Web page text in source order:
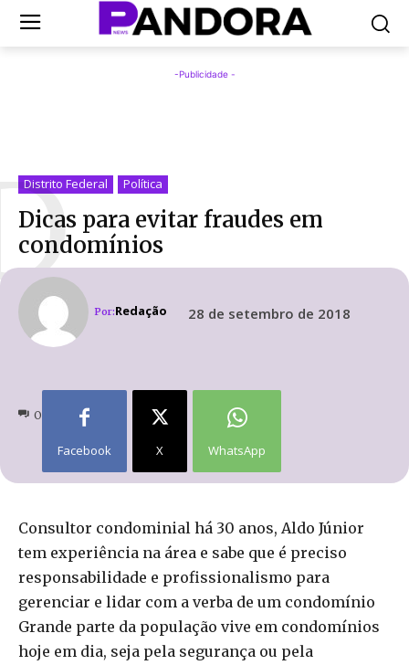
-Publicidade -
Distrito Federal Política
Dicas para evitar fraudes em
condomínios
Por:Redação 28 de setembro de 2018
0
Facebook X WhatsApp
Consultor condominial há 30 anos, Aldo Júnior
tem experiência na área e sabe que é preciso
responsabilidade e profissionalismo para
gerenciar e lidar com a verba de um condomínio
Grande parte da população vive em condomínios
hoje em dia, seja pela segurança ou pela